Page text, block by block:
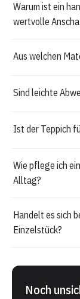
Warum ist ein
wertvolle
Aus welchen
Sind leichte
Ist der Teppich
Wie pflege ich
Alltag?
Handelt es sich
Einzelstück?
Noch